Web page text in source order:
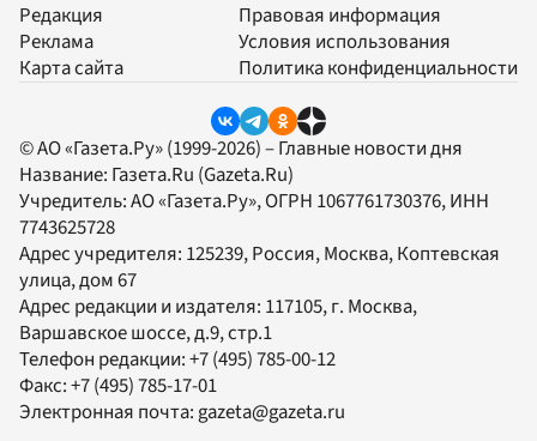
Редакция
Реклама
Карта сайта
Правовая информация
Условия использования
Политика конфиденциальности
© АО «Газета.Ру» (1999-2026) – Главные новости дня
Название: Газета.Ru (Gazeta.Ru)
Учредитель:АО «Газета.Ру», ОГРН 1067761730376, ИНН
7743625728
Адрес учредителя: 125239, Россия, Москва, Коптевская
улица, дом 67
Адрес редакции и издателя: 117105, г. Москва,
Варшавское шоссе, д.9, стр.1
Телефон редакции:+7 (495) 785-00-12
Факс:+7 (495) 785-17-01
Электронная почта: gazeta@gazeta.ru